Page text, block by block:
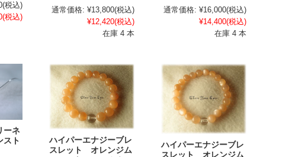
(税込)
(税込)
通常価格: ¥13,800(税込)
¥12,420(税込)
在庫 4 本
通常価格: ¥16,000(税込)
¥14,400(税込)
在庫 4 本
ーネ
ト
ハイパーエナジーブレ
スレット オレンジム
ハイパーエナジーブレ
スレット オレンジム